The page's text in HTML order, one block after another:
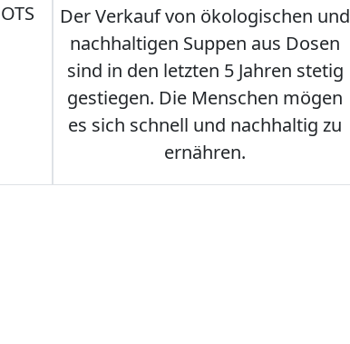
Der Verkauf von ökologischen und
nachhaltigen Suppen aus Dosen
sind in den letzten 5 Jahren stetig
gestiegen. Die Menschen mögen
es sich schnell und nachhaltig zu
ernähren.